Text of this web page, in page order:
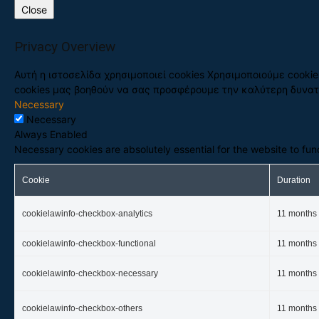
Close
Privacy Overview
Αυτή η ιστοσελίδα χρησιμοποιεί cookies Χρησιμοποιούμε
cookies μας βοηθούν να σας προσφέρουμε την καλύτερη
Necessary
Necessary
Always Enabled
Necessary cookies are absolutely essential for the website to
Cookie Duration
cookielawinfo-checkbox-analytics 11 months
cookielawinfo-checkbox-functional 11 months
cookielawinfo-checkbox-necessary 11 months
cookielawinfo-checkbox-others 11 months